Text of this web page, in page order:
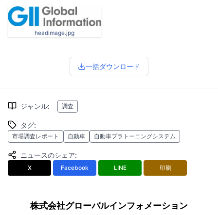
headimage.jpg
一括ダウンロード
ジャンル: 調査
タグ:
市場調査レポート 自動車 自動車プラトーニングシステム
ニュースのシェア:
X Facebook LINE 印刷
株式会社グローバルインフォメーション